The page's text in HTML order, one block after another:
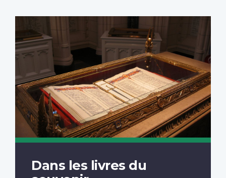
Dans les livres du